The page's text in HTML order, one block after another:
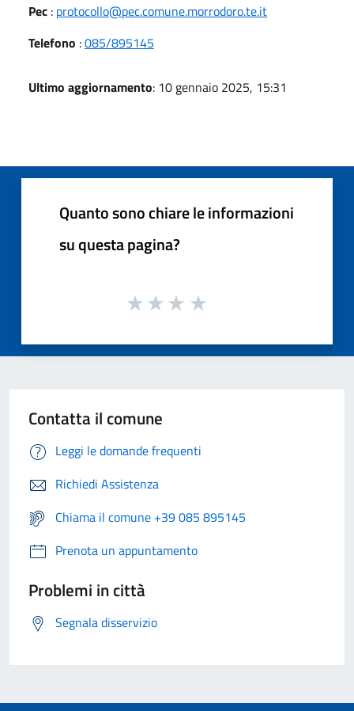
Pec : protocollo@pec.comune.morrodoro.te.it
Telefono :085/895145
Ultimo aggiornamento: 10 gennaio 2025, 15:31
Quanto sono chiare le informazioni
su questa pagina?
Contatta il comune
Leggi le domande frequenti
Richiedi Assistenza
Chiama il comune +39 085 895145
Prenota un appuntamento
Problemi in città
Segnala disservizio